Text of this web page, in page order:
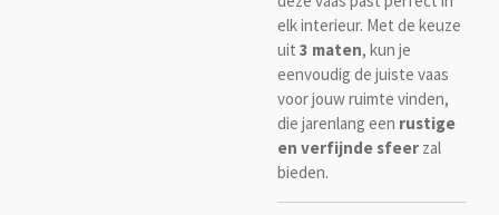
elk interieur. Met de keuze
uit 3 maten, kun je
eenvoudig de juiste vaas
voor jouw ruimte vinden,
die jarenlang een rustige
en verfijnde sfeer zal
bieden.